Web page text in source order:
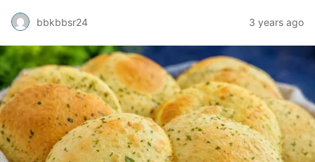
bbkbbsr24 3 years ago